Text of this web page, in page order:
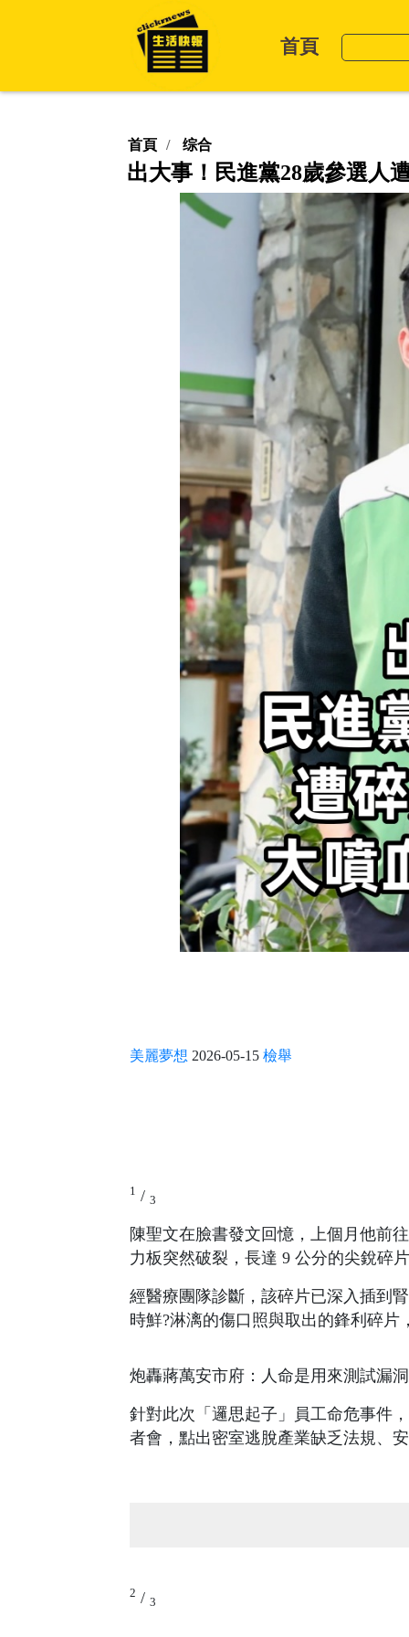
首頁
首頁 综合
出大事！民進黨28歲參選人
美麗夢想 2026-05-15 檢舉
1 / 3
陳聖文在臉書發文回憶，上個月他前
力板突然破裂，長達 9 公分的尖銳碎
經醫療團隊診斷，該碎片已深入插到
時鮮?淋漓的傷口照與取出的鋒利碎片
炮轟蔣萬安市府：人命是用來測試漏
針對此次「邏思起子」員工命危事件
者會，點出密室逃脫產業缺乏法規、
2 / 3